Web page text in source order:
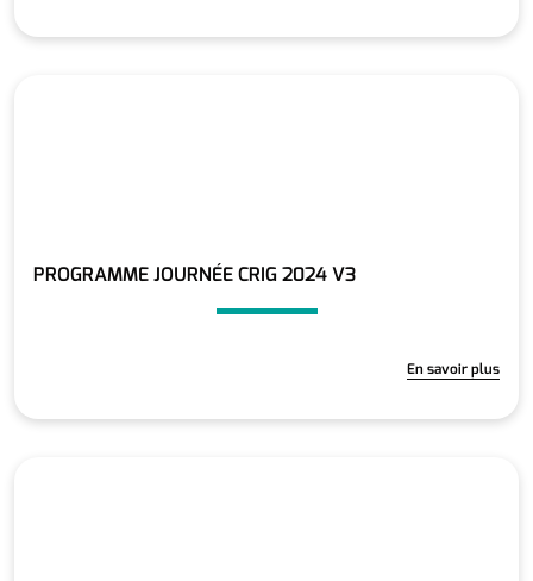
PROGRAMME JOURNÉE CRIG 2024 V3
En savoir plus